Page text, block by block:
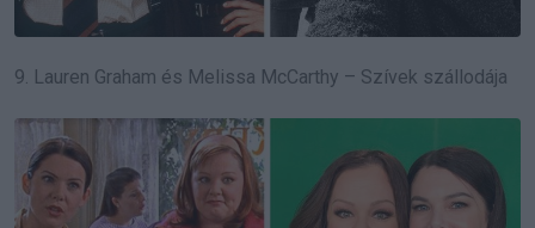
9. Lauren Graham és Melissa McCarthy – Szívek szállodája